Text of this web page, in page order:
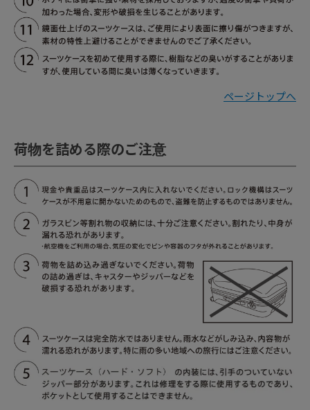
ページトップへ
荷物を詰める際のご注意